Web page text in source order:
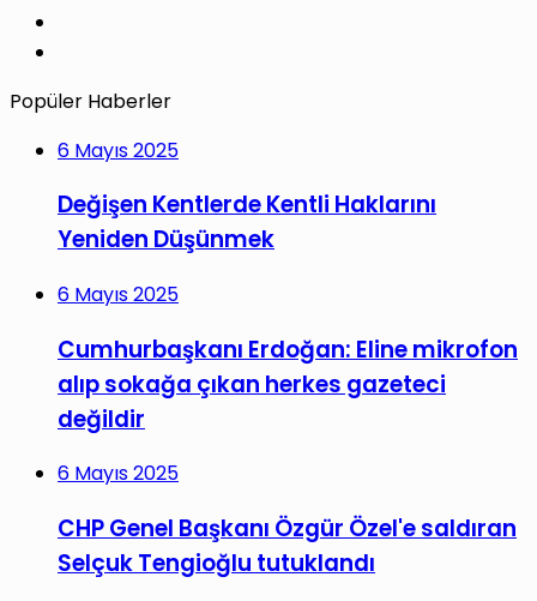
Popüler Haberler
6 Mayıs 2025
Değişen Kentlerde Kentli Haklarını
Yeniden Düşünmek
6 Mayıs 2025
Cumhurbaşkanı Erdoğan: Eline mikrofon
alıp sokağa çıkan herkes gazeteci
değildir
6 Mayıs 2025
CHP Genel Başkanı Özgür Özel'e saldıran
Selçuk Tengioğlu tutuklandı